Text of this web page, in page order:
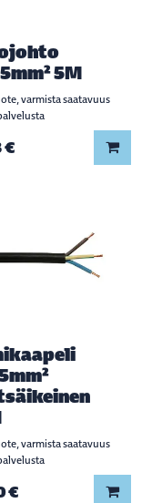
5M
varmista saatavuus
€
varmista saatavuus
€